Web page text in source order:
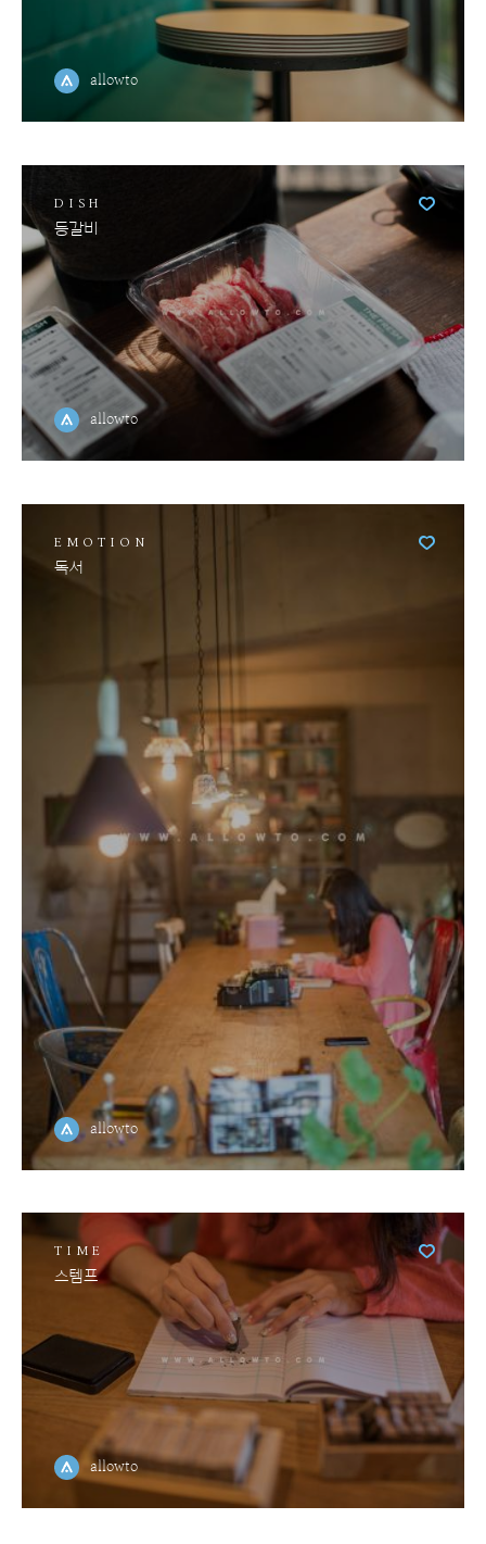
allowto
DISH
등갈비
allowto
EMOTION
독서
allowto
TIME
스템프
allowto